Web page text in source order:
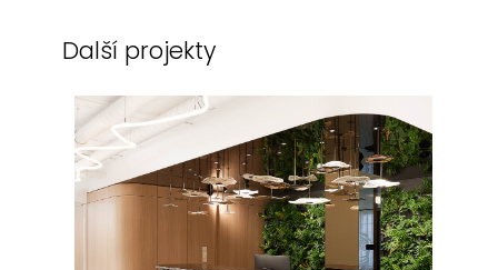
Další projekty